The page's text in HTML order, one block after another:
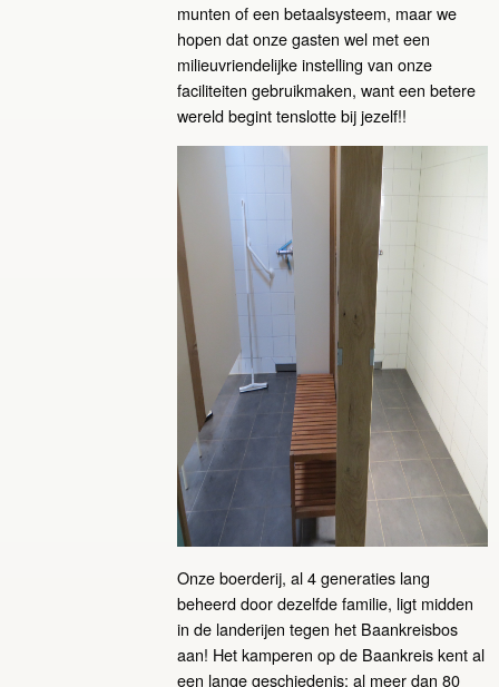
munten of een betaalsysteem, maar we
hopen dat onze gasten wel met een
milieuvriendelijke instelling van onze
faciliteiten gebruikmaken, want een betere
wereld begint tenslotte bij jezelf!!
Onze boerderij, al 4 generaties lang
beheerd door dezelfde familie, ligt midden
in de landerijen tegen het Baankreisbos
aan! Het kamperen op de Baankreis kent al
een lange geschiedenis; al meer dan 80